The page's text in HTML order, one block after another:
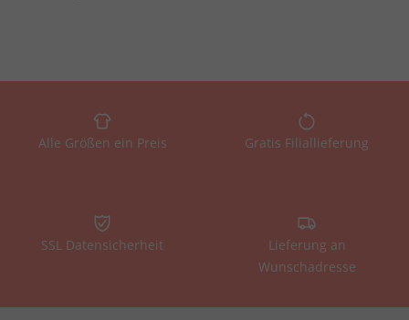
Alle Größen ein Preis Gratis Filiallieferung
SSL Datensicherheit
Lieferung an
Wunschadresse